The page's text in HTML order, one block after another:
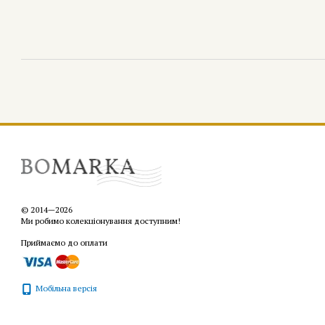
© 2014—2026
Ми робимо колекціонування доступним!
Приймаємо до оплати
Мобільна версія